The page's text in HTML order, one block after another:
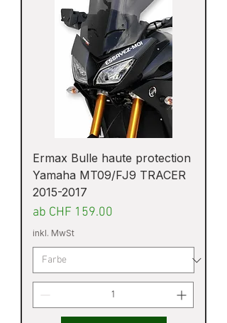
Ermax Bulle haute protection
Yamaha MT09/FJ9 TRACER
2015-2017
ab CHF 159.00
Sale-Preis
inkl. MwSt